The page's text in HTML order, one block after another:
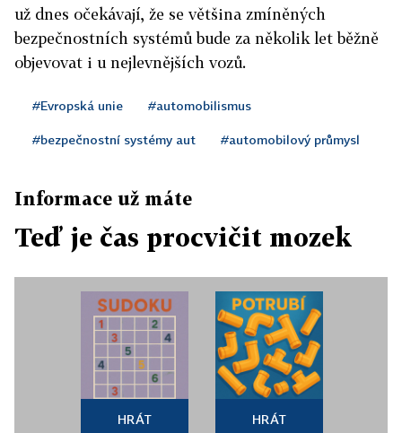
už dnes očekávají, že se většina zmíněných
bezpečnostních systémů bude za několik let běžně
objevovat i u nejlevnějších vozů.
#Evropská unie #automobilismus
#bezpečnostní systémy aut #automobilový průmysl
Informace už máte
Teď je čas procvičit mozek
HRÁT HRÁT